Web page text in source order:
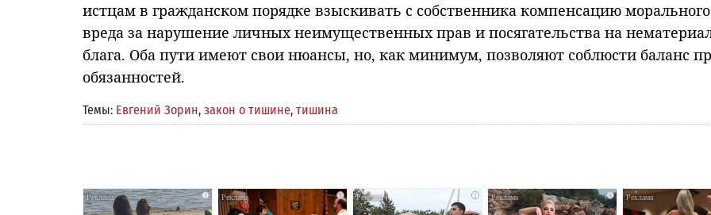
истцам в гражданском порядке взыскивать с собственника компенсацию морального
вреда за нарушение личных неимущественных прав и посягательства на
блага. Оба пути имеют свои нюансы, но, как минимум, позволяют соблюсти баланс
обязанностей.
Темы: Евгений Зорин, закон о тишине, тишина
i i i i